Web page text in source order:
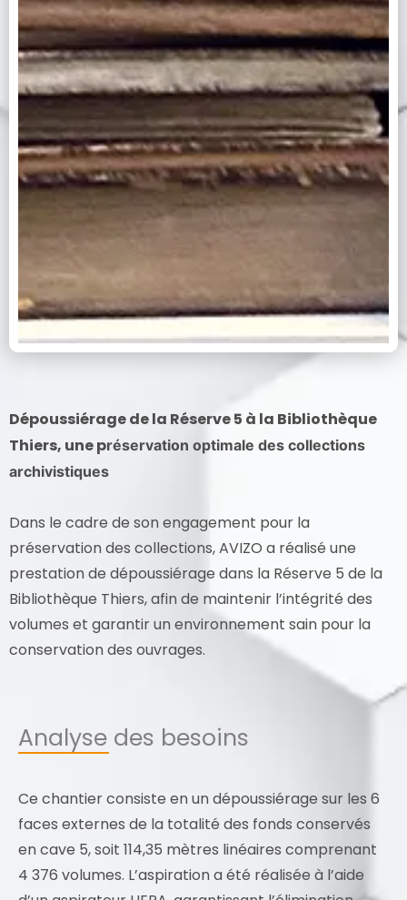
Dépoussiérage de la Réserve 5 à la Bibliothèque
Thiers, une préservation optimale des collections
archivistiques
Dans le cadre de son engagement pour la
préservation des collections, AVIZO a réalisé une
prestation de dépoussiérage dans la Réserve 5 de la
Bibliothèque Thiers, afin de maintenir l’intégrité des
volumes et garantir un environnement sain pour la
conservation des ouvrages.
Analyse des besoins
Ce chantier consiste en un dépoussiérage sur les 6
faces externes de la totalité des fonds conservés
en cave 5, soit 114,35 mètres linéaires comprenant
4 376 volumes. L’aspiration a été réalisée à l’aide